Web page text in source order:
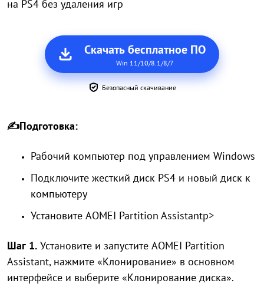
на PS4 без удаления игр
Скачать бесплатное ПО
Win 11/10/8.1/8/7
Безопасный скачивание
✍Подготовка:
Рабочий компьютер под управлением Windows
Подключите жесткий диск PS4 и новый диск к
компьютеру
Установите AOMEI Partition Assistantр>
Шаг 1. Установите и запустите AOMEI Partition
Assistant, нажмите «Клонирование» в основном
интерфейсе и выберите «Клонирование диска».